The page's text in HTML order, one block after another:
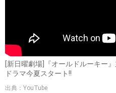
[新日曜劇場]『オールドルーキー
ドラマ今夏スタート!!
出典：YouTube